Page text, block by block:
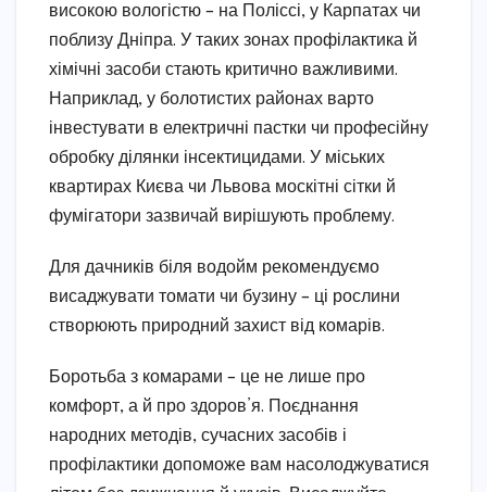
високою вологістю – на Поліссі, у Карпатах чи
поблизу Дніпра. У таких зонах профілактика й
хімічні засоби стають критично важливими.
Наприклад, у болотистих районах варто
інвестувати в електричні пастки чи професійну
обробку ділянки інсектицидами. У міських
квартирах Києва чи Львова москітні сітки й
фумігатори зазвичай вирішують проблему.
Для дачників біля водойм рекомендуємо
висаджувати томати чи бузину – ці рослини
створюють природний захист від комарів.
Боротьба з комарами – це не лише про
комфорт, а й про здоров’я. Поєднання
народних методів, сучасних засобів і
профілактики допоможе вам насолоджуватися